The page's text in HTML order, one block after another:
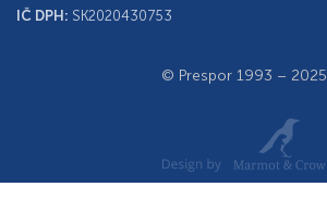
IČ DPH: SK2020430753
© Prespor 1993 – 2025